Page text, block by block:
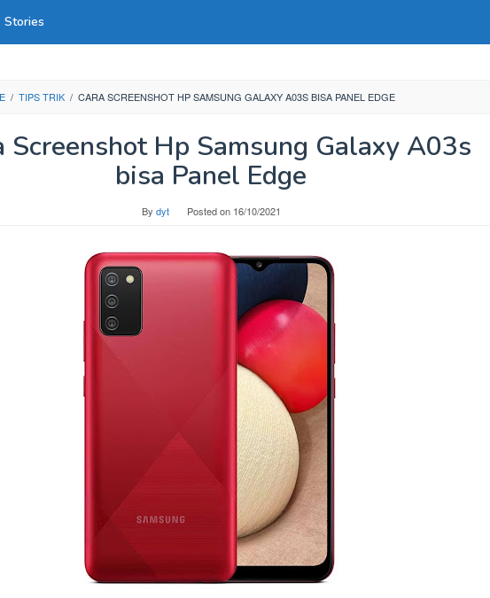
Stories
/ TIPS TRIK / CARA SCREENSHOT HP SAMSUNG GALAXY A03S BISA PANEL EDGE
Screenshot Hp Samsung Galaxy A03s
bisa Panel Edge
By dyt Posted on 16/10/2021